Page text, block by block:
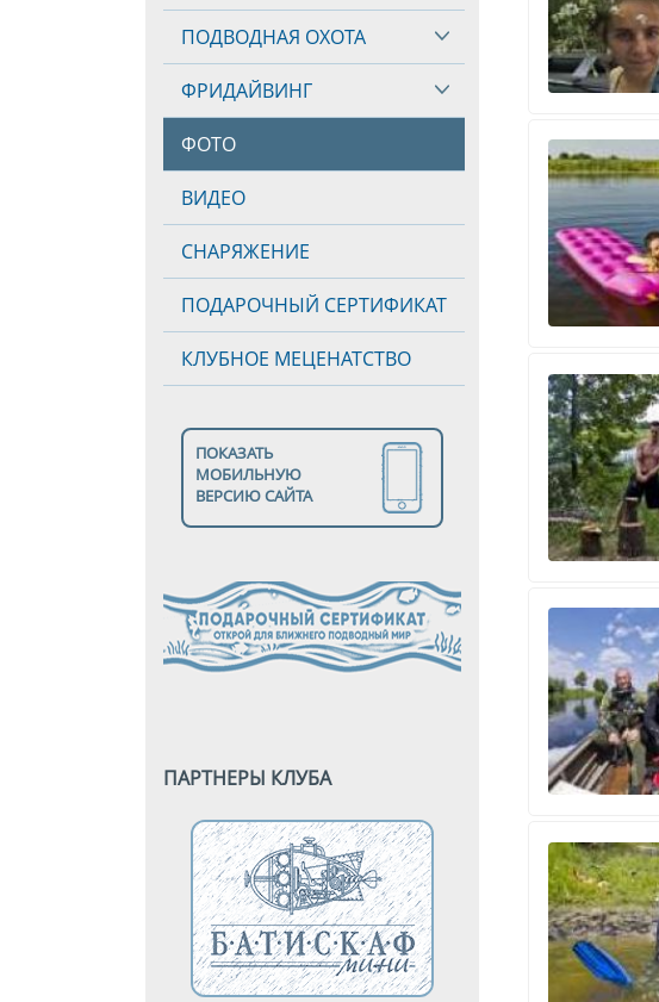
ПОДВОДНАЯ ОХОТА
ФРИДАЙВИНГ
ФОТО
ВИДЕО
СНАРЯЖЕНИЕ
ПОДАРОЧНЫЙ СЕРТИФИКАТ
КЛУБНОЕ МЕЦЕНАТСТВО
ПОКАЗАТЬ
МОБИЛЬНУЮ
ВЕРСИЮ САЙТА
ПАРТНЕРЫ КЛУБА